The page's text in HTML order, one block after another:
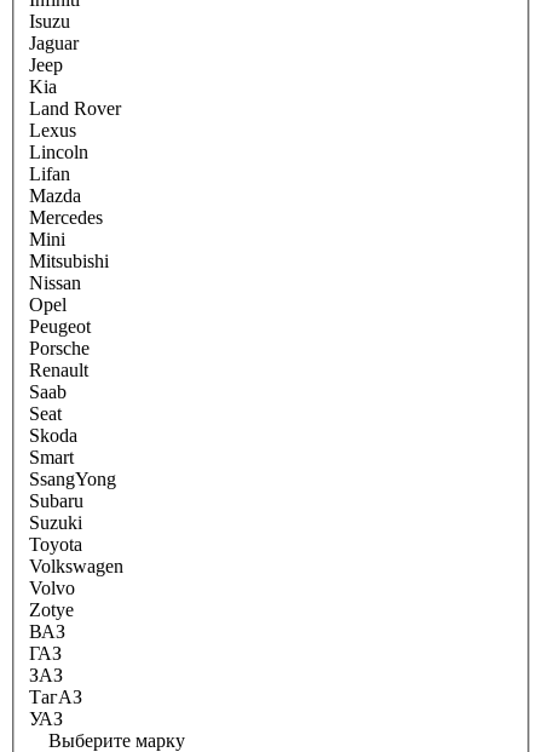
Isuzu
Jaguar
Jeep
Kia
Land Rover
Lexus
Lincoln
Lifan
Mazda
Mercedes
Mini
Mitsubishi
Nissan
Opel
Peugeot
Porsche
Renault
Saab
Seat
Skoda
Smart
SsangYong
Subaru
Suzuki
Toyota
Volkswagen
Volvo
Zotye
ВАЗ
ГАЗ
ЗАЗ
ТагАЗ
УАЗ
Выберите марку